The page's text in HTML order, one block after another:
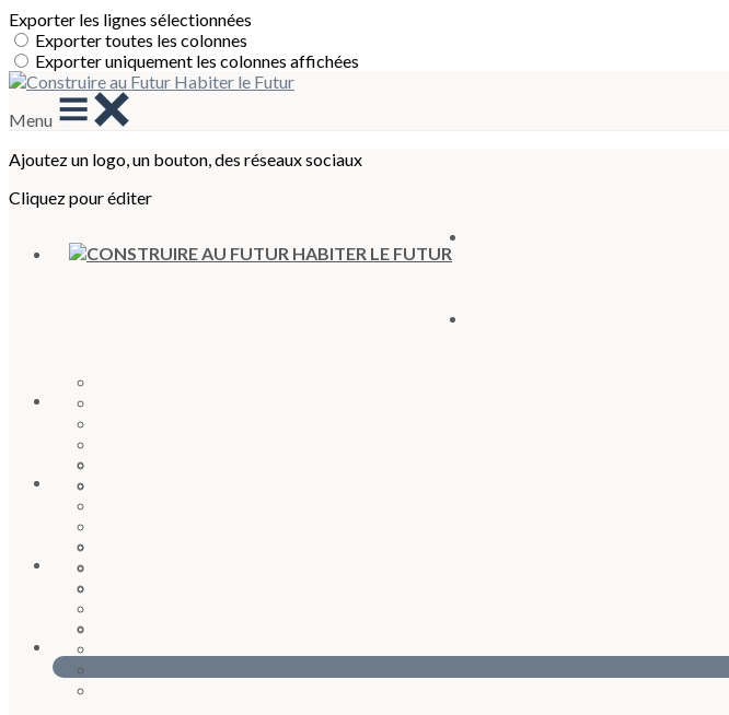
Exporter les lignes sélectionnées
Exporter toutes les colonnes
Exporter uniquement les colonnes affichées
Menu
Ajoutez un logo, un bouton, des réseaux sociaux
Cliquez pour éditer